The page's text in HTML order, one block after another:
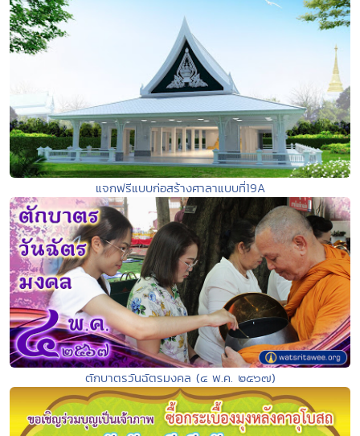
แจกฟรีแบบก่อสร้างศาลาแบบที่19A
ตักบาตรวันฉัตรมงคล (๔ พ.ค. ๒๕๖๗)